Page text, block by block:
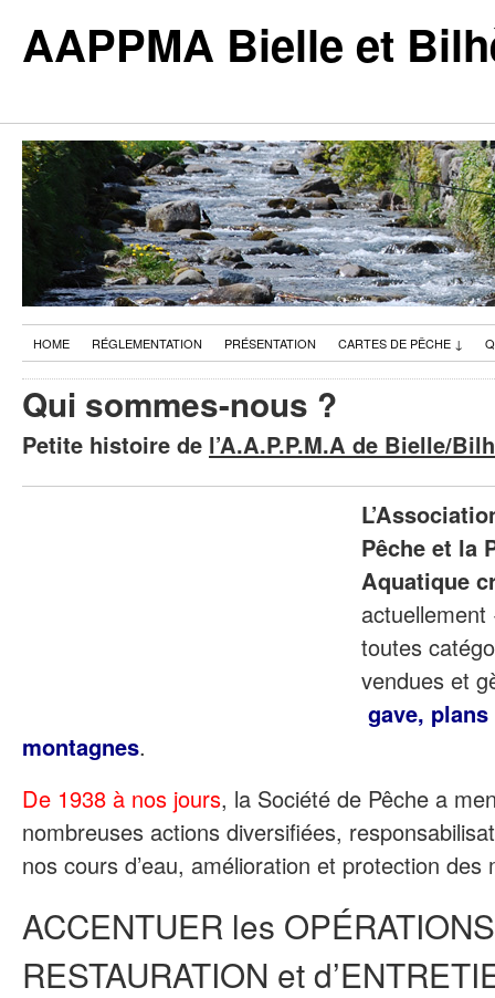
AAPPMA Bielle et
HOME RÉGLEMENTATION PRÉSENTATION CARTES DE PÊCHE ↓
Qui sommes-nous ?
Petite histoire de l’A.A.P.P.M.A de Bielle/
Pêche et la
Aquatique
actuellement
toutes
vendues et
gave, plans
montagnes.
De 1938 à nos jours, la Société de Pêche a
nombreuses actions diversifiées,
nos cours d’eau, amélioration et protection des
ACCENTUER les
RESTAURATION et